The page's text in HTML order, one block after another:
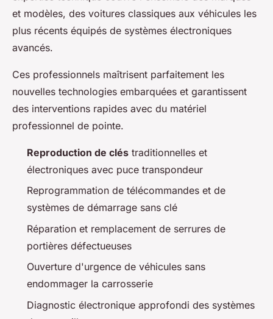
et modèles, des voitures classiques aux véhicules les
plus récents équipés de systèmes électroniques
avancés.
Ces professionnels maîtrisent parfaitement les
nouvelles technologies embarquées et garantissent
des interventions rapides avec du matériel
professionnel de pointe.
Reproduction de clés traditionnelles et
électroniques avec puce transpondeur
Reprogrammation de télécommandes et de
systèmes de démarrage sans clé
Réparation et remplacement de serrures de
portières défectueuses
Ouverture d'urgence de véhicules sans
endommager la carrosserie
Diagnostic électronique approfondi des systèmes